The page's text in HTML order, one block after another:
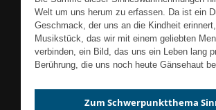
Welt um uns herum zu erfassen. Da ist ein
Geschmack, der uns an die Kindheit
Musikstück, das wir mit einem geliebten
verbinden, ein Bild, das uns ein Leben lang
Berührung, die uns noch heute Gänsehaut
Zum Schwerpunktthema